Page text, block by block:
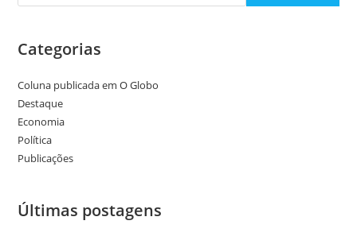
Categorias
Coluna publicada em O Globo
Destaque
Economia
Política
Publicações
Últimas postagens